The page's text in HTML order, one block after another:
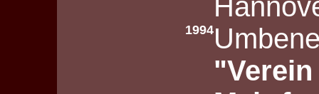
1994